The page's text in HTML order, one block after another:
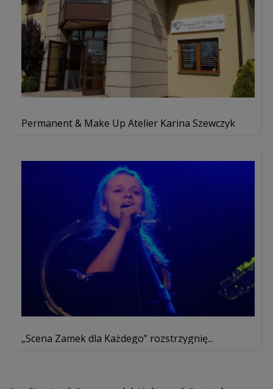
Permanent & Make Up Atelier Karina Szewczyk
„Scena Zamek dla Każdego” rozstrzygnię...